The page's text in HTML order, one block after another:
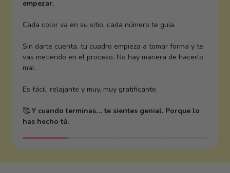
empezar.
Cada color va en su sitio, cada número te guía.
Sin darte cuenta, tu cuadro empieza a tomar forma y te
vas metiendo en el proceso. No hay manera de hacerlo
mal.
Es fácil, relajante y muy, muy gratificante.
🥰 Y cuando terminas… te sientes genial. Porque lo
has hecho tú.